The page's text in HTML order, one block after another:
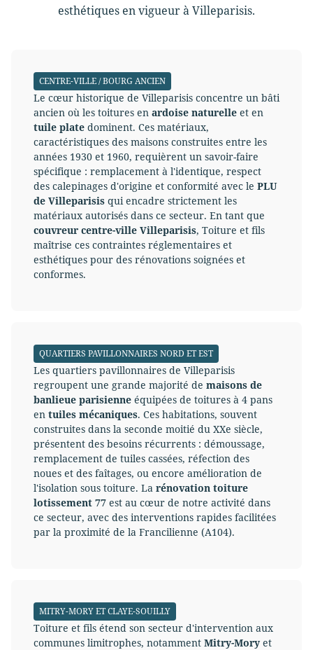
esthétiques en vigueur à Villeparisis.
CENTRE-VILLE / BOURG ANCIEN
Le cœur historique de Villeparisis concentre un bâti
ancien où les toitures en ardoise naturelle et en
tuile plate dominent. Ces matériaux,
caractéristiques des maisons construites entre les
années 1930 et 1960, requièrent un savoir-faire
spécifique : remplacement à l'identique, respect
des calepinages d'origine et conformité avec le PLU
de Villeparisis qui encadre strictement les
matériaux autorisés dans ce secteur. En tant que
couvreur centre-ville Villeparisis, Toiture et fils
maîtrise ces contraintes réglementaires et
esthétiques pour des rénovations soignées et
conformes.
QUARTIERS PAVILLONNAIRES NORD ET EST
Les quartiers pavillonnaires de Villeparisis
regroupent une grande majorité de maisons de
banlieue parisienne équipées de toitures à 4 pans
en tuiles mécaniques. Ces habitations, souvent
construites dans la seconde moitié du XXe siècle,
présentent des besoins récurrents : démoussage,
remplacement de tuiles cassées, réfection des
noues et des faîtages, ou encore amélioration de
l'isolation sous toiture. La rénovation toiture
lotissement 77 est au cœur de notre activité dans
ce secteur, avec des interventions rapides facilitées
par la proximité de la Francilienne (A104).
MITRY-MORY ET CLAYE-SOUILLY
Toiture et fils étend son secteur d'intervention aux
communes limitrophes, notamment Mitry-Mory et